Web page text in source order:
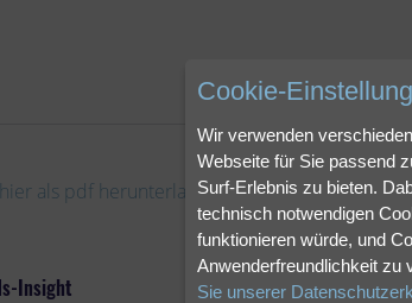
als pdf herunterladen.
Insight
Cookie-
Wir verwenden
Webseite für Sie passend
Surf-Erlebnis zu bieten.
technisch notwendigen
funktionieren würde, und
Anwenderfreundlichkeit zu
Sie unserer